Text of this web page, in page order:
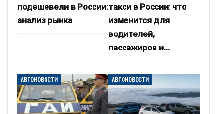
подешевели в России:
анализ рынка
такси в России: что
изменится для
водителей,
пассажиров и…
АВТОНОВОСТИ АВТОНОВОСТИ